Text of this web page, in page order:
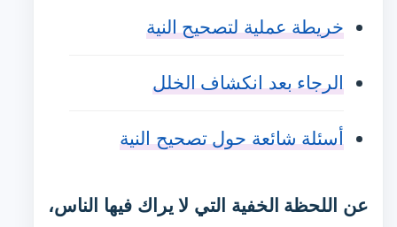
خريطة عملية لتصحيح النية
الرجاء بعد انكشاف الخلل
أسئلة شائعة حول تصحيح النية
عن اللحظة الخفية التي لا يراك فيها الناس،